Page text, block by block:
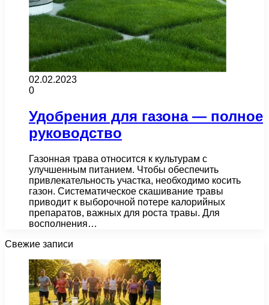
02.02.2023
0
Удобрения для газона — полное
руководство
Газонная трава относится к культурам с
улучшенным питанием. Чтобы обеспечить
привлекательность участка, необходимо косить
газон. Систематическое скашивание травы
приводит к выборочной потере калорийных
препаратов, важных для роста травы. Для
восполнения…
Свежие записи